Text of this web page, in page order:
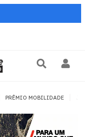
PRÊMIO MOBILIDADE